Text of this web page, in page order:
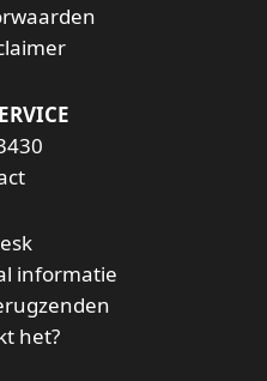
informatie
het?